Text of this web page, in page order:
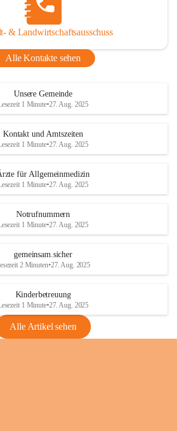
& Landwirtschaftsausschuss
Alle Kontakte sehen
Unsere Gemeinde
1 Minute•27. Aug. 2025
Kontakt und Amtszeiten
1 Minute•27. Aug. 2025
für Allgemeinmedizin
1 Minute•27. Aug. 2025
Notrufnummern
1 Minute•27. Aug. 2025
gemeinsam.sicher
2 Minuten•27. Aug. 2025
Kinderbetreuung
1 Minute•27. Aug. 2025
Alle Artikel sehen